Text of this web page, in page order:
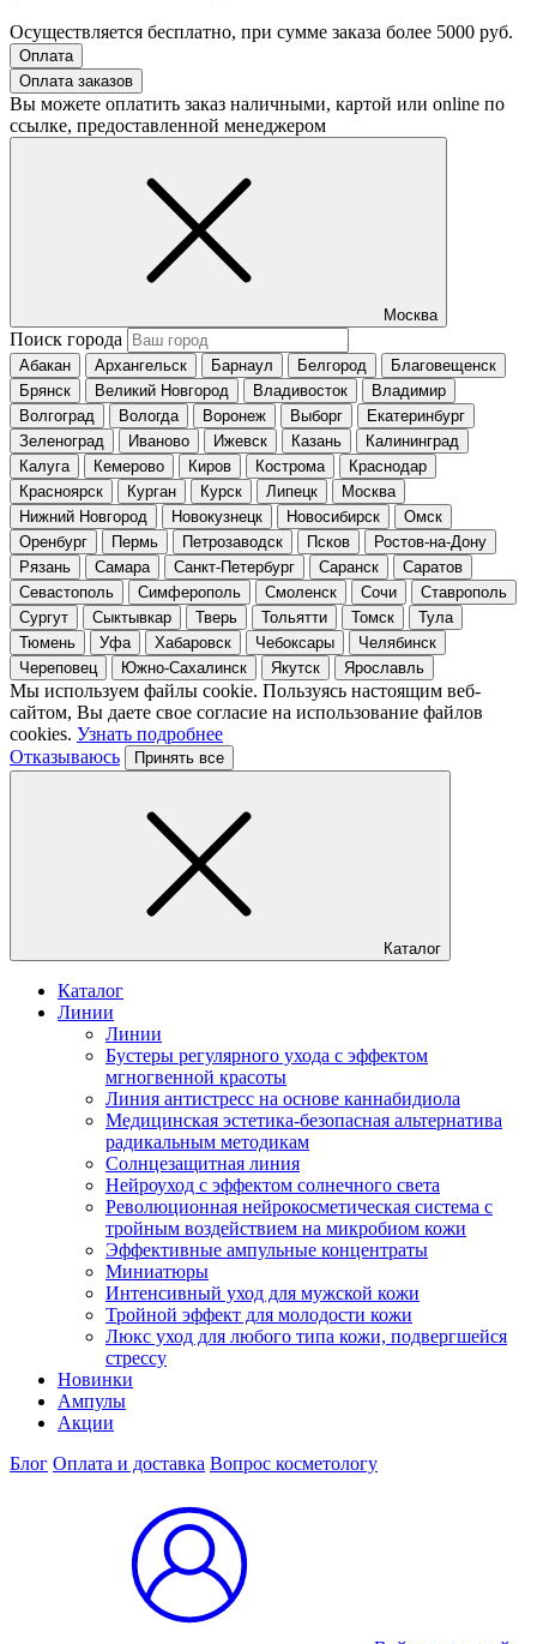
Осуществляется бесплатно, при сумме заказа более 5000 руб.
Оплата
Оплата заказов
Вы можете оплатить заказ наличными, картой или online по
ссылке, предоставленной менеджером
Москва
Поиск города
Абакан Архангельск Барнаул Белгород
Благовещенск
Брянск
Великий Новгород Владивосток
Владимир
Волгоград
Вологда Воронеж Выборг
Екатеринбург
Зеленоград
Иваново Ижевск Казань
Калининград
Калуга
Кемерово Киров Кострома
Краснодар
Красноярск
Курган Курск Липецк
Москва
Нижний Новгород
Новокузнецк Новосибирск
Омск
Оренбург
Пермь Петрозаводск Псков
Ростов-на-Дону
Рязань
Самара Санкт-Петербург Саранск
Саратов
Севастополь
Симферополь Смоленск Сочи
Ставрополь
Сургут
Сыктывкар Тверь Тольятти Томск
Тула
Тюмень
Уфа Хабаровск Чебоксары
Челябинск
Череповец
Южно-Сахалинск Якутск Ярославль
Мы используем файлы cookie. Пользуясь настоящим веб-
сайтом, Вы даете свое согласие на использование файлов
cookies. Узнать подробнее
Отказываюсь
Принять все
Каталог
Каталог
Линии
Линии
Бустеры регулярного ухода с эффектом
мгногвенной красоты
Линия антистресс на основе каннабидиола
Медицинская эстетика-безопасная альтернатива
радикальным методикам
Солнцезащитная линия
Нейроуход с эффектом солнечного света
Революционная нейрокосметическая система с
тройным воздействием на микробиом кожи
Эффективные ампульные концентраты
Миниатюры
Интенсивный уход для мужской кожи
Тройной эффект для молодости кожи
Люкс уход для любого типа кожи, подвергшейся
стрессу
Новинки
Ампулы
Акции
Блог Оплата и доставка Вопрос косметологу